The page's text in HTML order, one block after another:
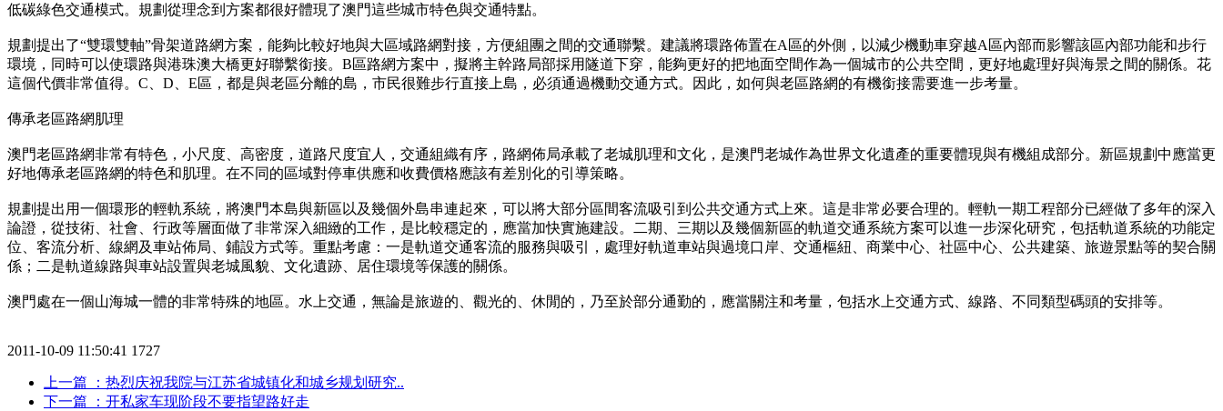
低碳綠色交通模式。規劃從理念到方案都很好體現了澳門這些城市特色與交通特點。
規劃提出了“雙環雙軸”骨架道路網方案，能夠比較好地與大區域路網對接，方便組團之間的交通聯繫。建議將環路佈置在A區的外側，以減少機動車穿越A區內部而影響該區內部功能和步行
環境，同時可以使環路與港珠澳大橋更好聯繫銜接。B區路網方案中，擬將主幹路局部採用隧道下穿，能夠更好的把地面空間作為一個城市的公共空間，更好地處理好與海景之間的關係。花
這個代價非常值得。C、D、E區，都是與老區分離的島，市民很難步行直接上島，必須通過機動交通方式。因此，如何與老區路網的有機銜接需要進一步考量。
傳承老區路網肌理
澳門老區路網非常有特色，小尺度、高密度，道路尺度宜人，交通組織有序，路網佈局承載了老城肌理和文化，是澳門老城作為世界文化遺產的重要體現與有機組成部分。新區規劃中應當更
好地傳承老區路網的特色和肌理。在不同的區域對停車供應和收費價格應該有差別化的引導策略。
規劃提出用一個環形的輕軌系統，將澳門本島與新區以及幾個外島串連起來，可以將大部分區間客流吸引到公共交通方式上來。這是非常必要合理的。輕軌一期工程部分已經做了多年的深入
論證，從技術、社會、行政等層面做了非常深入細緻的工作，是比較穩定的，應當加快實施建設。二期、三期以及幾個新區的軌道交通系統方案可以進一步深化研究，包括軌道系統的功能定
位、客流分析、線網及車站佈局、鋪設方式等。重點考慮：一是軌道交通客流的服務與吸引，處理好軌道車站與過境口岸、交通樞紐、商業中心、社區中心、公共建築、旅遊景點等的契合關
係；二是軌道線路與車站設置與老城風貌、文化遺跡、居住環境等保護的關係。
澳門處在一個山海城一體的非常特殊的地區。水上交通，無論是旅遊的、觀光的、休閒的，乃至於部分通勤的，應當關注和考量，包括水上交通方式、線路、不同類型碼頭的安排等。
2011-10-09 11:50:41 1727
上一篇
：热烈庆祝我院与江苏省城镇化和城乡规划研究..
下一篇
：开私家车现阶段不要指望路好走